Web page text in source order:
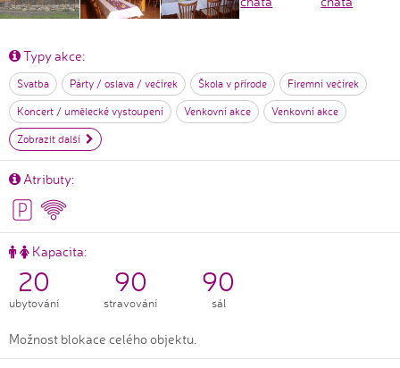
Typy akce:
Svatba Párty / oslava / večírek Škola v přírode Firemní večírek
Koncert / umělecké vystoupení Venkovní akce Venkovní akce
Zobrazit další
Atributy:
Kapacita:
20
ubytování
90
stravování
90
sál
Možnost blokace celého objektu.